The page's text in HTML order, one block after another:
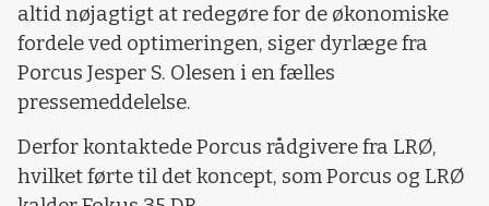
altid nøjagtigt at redegøre for de økonomiske
fordele ved optimeringen, siger dyrlæge fra
Porcus Jesper S. Olesen i en fælles
pressemeddelelse.
Derfor kontaktede Porcus rådgivere fra LRØ,
hvilket førte til det koncept, som Porcus og LRØ